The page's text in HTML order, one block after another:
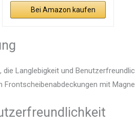
Bei Amazon kaufen
Langlebigkeit und
mit